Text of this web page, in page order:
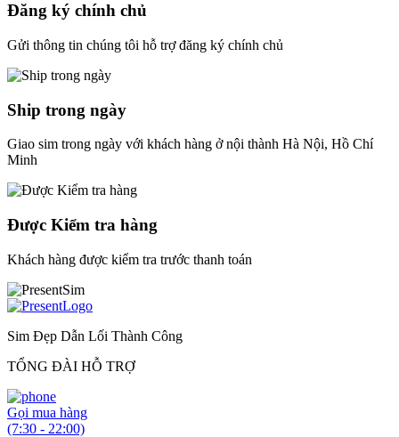
Đăng ký chính chủ
Gửi thông tin chúng tôi hỗ trợ đăng ký chính chủ
Ship trong ngày
Giao sim trong ngày với khách hàng ở nội thành Hà Nội, Hồ Chí
Minh
Được Kiểm tra hàng
Khách hàng được kiểm tra trước thanh toán
Sim Đẹp Dẫn Lối Thành Công
TỔNG ĐÀI HỖ TRỢ
Gọi mua hàng
(7:30 - 22:00)